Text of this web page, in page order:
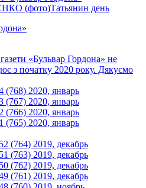
Татьянин день
«Бульвар Гордона» не
з початку 2020 року. Дякуємо
(768) 2020, январь
(767) 2020, январь
(766) 2020, январь
(765) 2020, январь
(764) 2019, декабрь
(763) 2019, декабрь
(762) 2019, декабрь
(761) 2019, декабрь